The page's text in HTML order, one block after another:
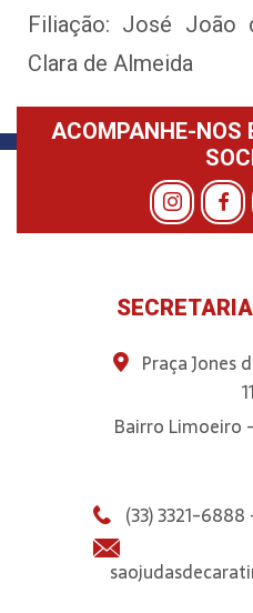
Filiação: José João
Clara de Almeida
ACOMPANHE-NOS
Praça Jones
11
Bairro Limoeiro
(33) 3321-